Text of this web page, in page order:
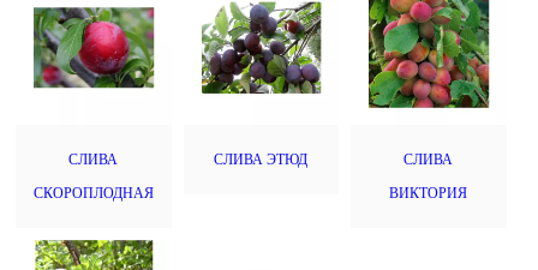
СЛИВА
СКОРОПЛОДНАЯ
СЛИВА ЭТЮД
СЛИВА
ВИКТОРИЯ